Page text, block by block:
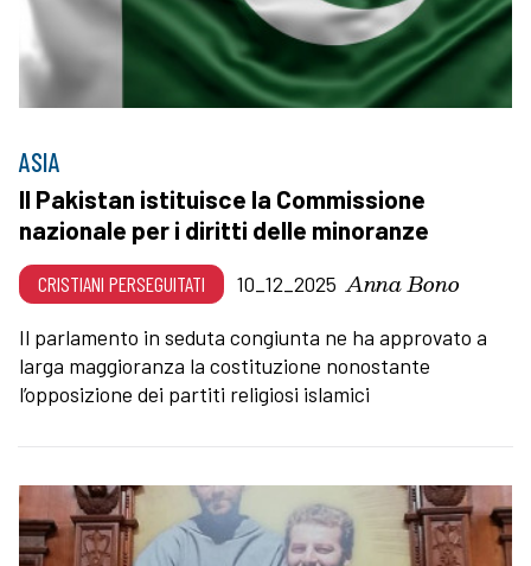
ASIA
Il Pakistan istituisce la Commissione
nazionale per i diritti delle minoranze
CRISTIANI PERSEGUITATI 10_12_2025 Anna Bono
Il parlamento in seduta congiunta ne ha approvato a
larga maggioranza la costituzione nonostante
l’opposizione dei partiti religiosi islamici